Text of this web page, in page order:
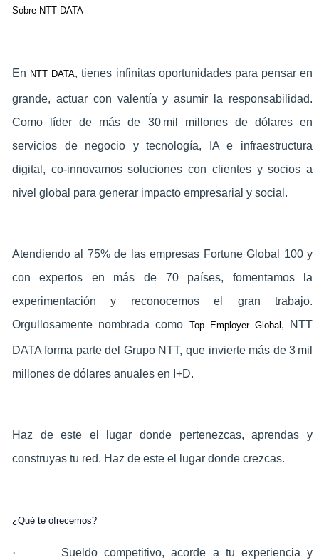
Sobre NTT DATA
En NTT DATA, tienes infinitas oportunidades para pensar en
grande, actuar con valentía y asumir la responsabilidad.
Como líder de más de 30 mil millones de dólares en
servicios de negocio y tecnología, IA e infraestructura
digital, co‑innovamos soluciones con clientes y socios a
nivel global para generar impacto empresarial y social.
Atendiendo al 75% de las empresas Fortune Global 100 y
con expertos en más de 70 países, fomentamos la
experimentación y reconocemos el gran trabajo.
Orgullosamente nombrada como Top Employer Global , NTT
DATA forma parte del Grupo NTT, que invierte más de 3 mil
millones de dólares anuales en I+D.
Haz de este el lugar donde pertenezcas, aprendas y
construyas tu red. Haz de este el lugar donde crezcas.
¿Qué te ofrecemos?
·
Sueldo competitivo, acorde a tu experiencia y